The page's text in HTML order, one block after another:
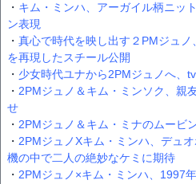
・ キム・ミンハ、アーガイル柄ニッ
ン表現
・ 真心で時代を映し出す２PMジュ
を再現したスチール公開
・ 少女時代ユナから2PMジュノへ、
・ 2PMジュノ＆キム・ミンソク、親
せ
・ 2PMジュノ＆キム・ミナのムービ
・ 2PMジュノXキム・ミンハ、デュ
機の中で二人の絶妙なケミに期待
・ 2PMジュノ×キム・ミンハ、1997